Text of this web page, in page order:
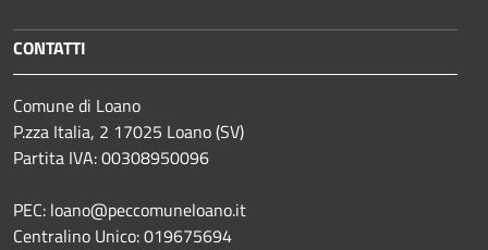
CONTATTI
Comune di Loano
P.zza Italia, 2 17025 Loano (SV)
Partita IVA: 00308950096
PEC: loano@peccomuneloano.it
Centralino Unico: 019675694